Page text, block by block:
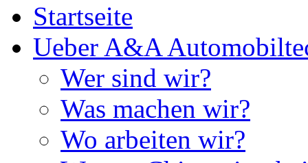
Startseite
Ueber A&A
Wer sind wir?
Was machen wir?
Wo arbeiten wir?